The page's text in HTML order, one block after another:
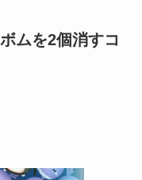
ムを2個消すコ